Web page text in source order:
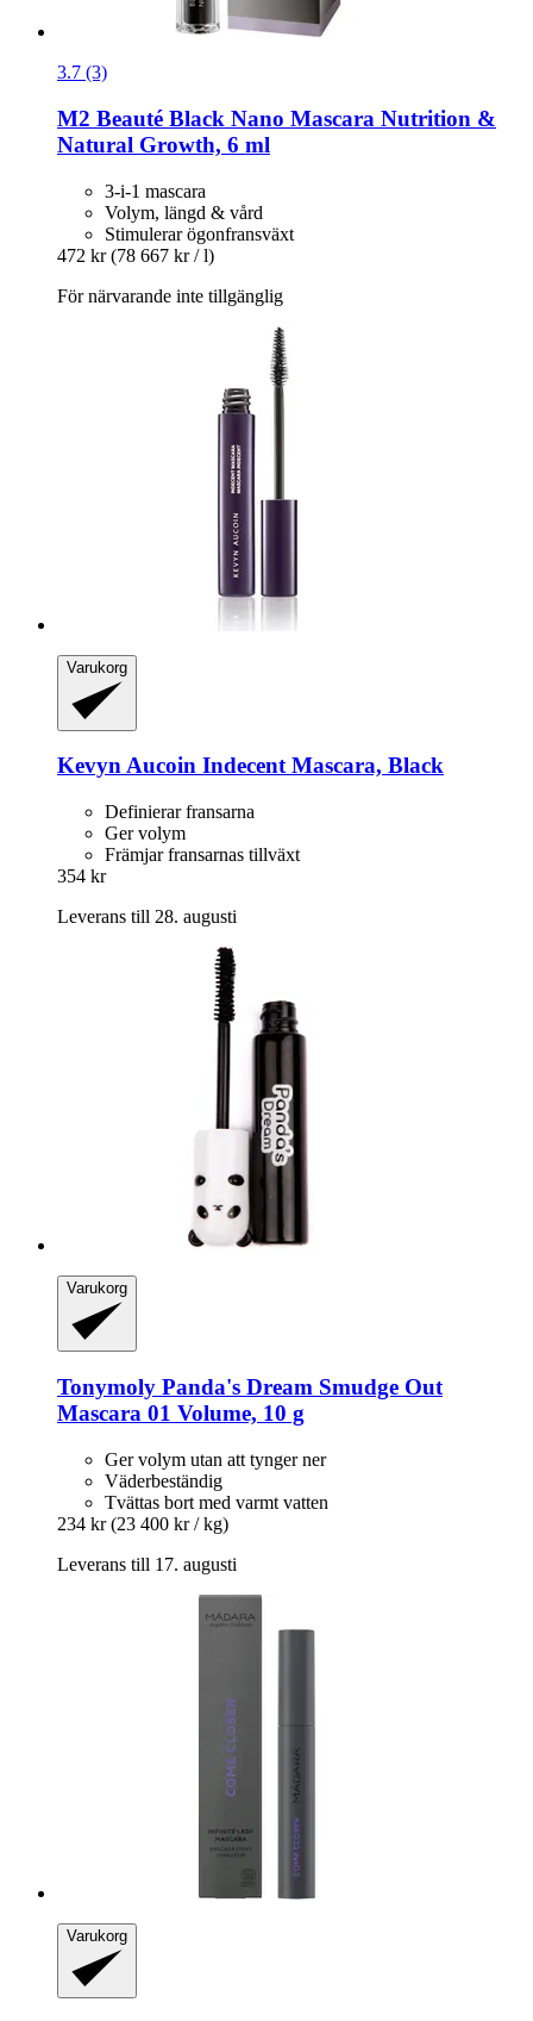
3.7 (3)
M2 Beauté Black Nano Mascara Nutrition &
Natural Growth, 6 ml
3-i-1 mascara
Volym, längd & vård
Stimulerar ögonfransväxt
472 kr (78 667 kr / l)
För närvarande inte tillgänglig
Varukorg
Kevyn Aucoin Indecent Mascara, Black
Definierar fransarna
Ger volym
Främjar fransarnas tillväxt
354 kr
Leverans till 28. augusti
Varukorg
Tonymoly Panda's Dream Smudge Out
Mascara 01 Volume, 10 g
Ger volym utan att tynger ner
Väderbeständig
Tvättas bort med varmt vatten
234 kr (23 400 kr / kg)
Leverans till 17. augusti
Varukorg